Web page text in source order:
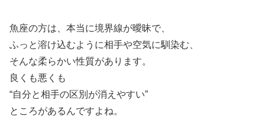
魚座の方は、本当に境界線が曖昧で、
ふっと溶け込むように相手や空気に馴染む、
そんな柔らかい性質があります。
良くも悪くも
“自分と相手の区別が消えやすい”
ところがあるんですよね。